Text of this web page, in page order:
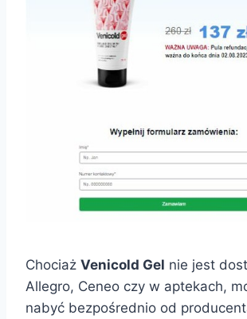
Chociaż Venicold Gel nie jest
Allegro, Ceneo czy w aptekach,
nabyć bezpośrednio od